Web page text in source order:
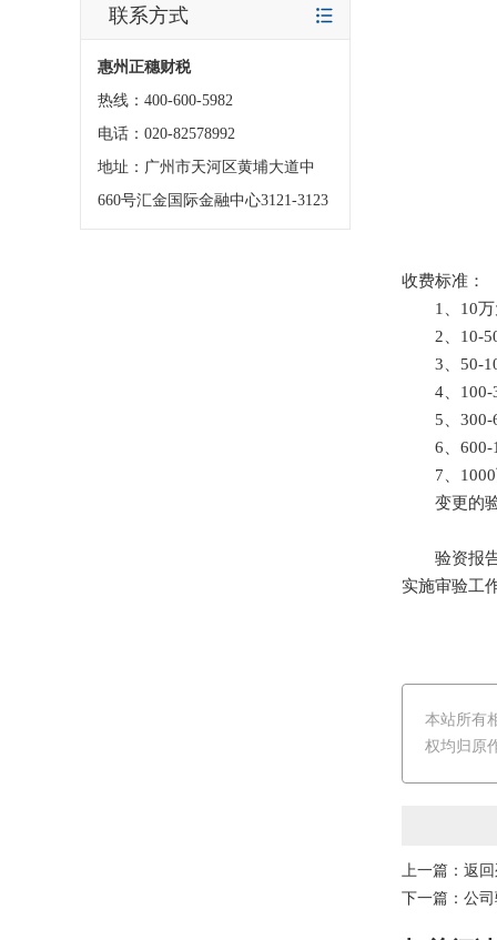
联系方式
惠州正穗财税
热线：400-600-5982
电话：020-82578992
地址：广州市天河区黄埔大道中
660号汇金国际金融中心3121-3123
收费标准：
1、10万
2、10-50
3、50-
4、100-
5、300-
6、600-
7、1000
变更的验
验资报告
实施审验工
本站所有
权均归原
上一篇： 返
下一篇： 公